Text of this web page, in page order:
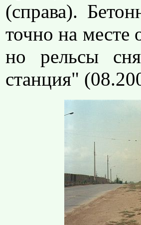
(справа).
точно на месте
но рельсы
станция"